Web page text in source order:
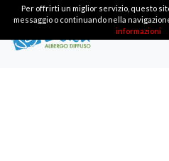
Per offrirti un miglior servizio, questo
messaggio o continuando nella
informazioni